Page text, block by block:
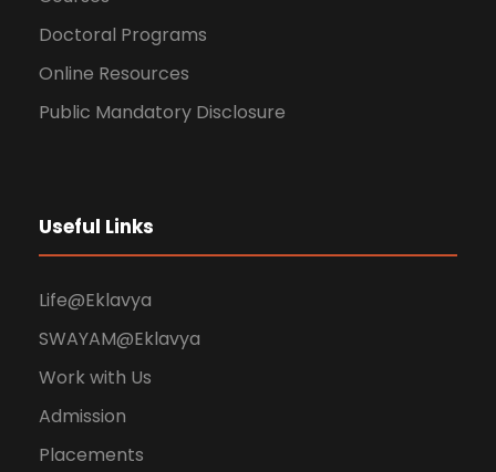
Doctoral Programs
Online Resources
Public Mandatory Disclosure
Useful Links
Life@Eklavya
SWAYAM@Eklavya
Work with Us
Admission
Placements